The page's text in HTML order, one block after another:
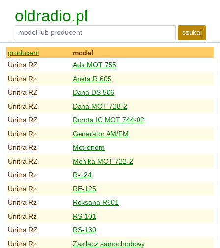
oldradio.pl
szukaj
producent
model
Unitra RZ
Ada MOT 755
Unitra Rz
Aneta R 605
Unitra RZ
Dana DS 506
Unitra RZ
Dana MOT 728-2
Unitra RZ
Dorota IC MOT 744-02
Unitra Rz
Generator AM/FM
Unitra Rz
Metronom
Unitra RZ
Monika MOT 722-2
Unitra Rz
R-124
Unitra Rz
RE-125
Unitra Rz
Roksana R601
Unitra Rz
RS-101
Unitra RZ
RS-130
Unitra Rz
Zasilacz samochodowy